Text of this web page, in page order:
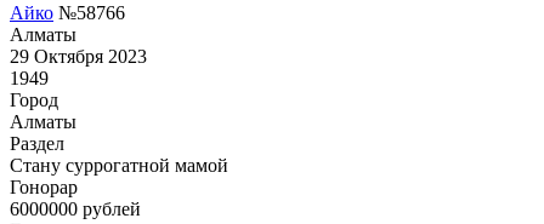
Айко №58766
Алматы
29 Октября 2023
1949
Город
Алматы
Раздел
Cтану суррогатной мамой
Гонoрар
6000000 рублей